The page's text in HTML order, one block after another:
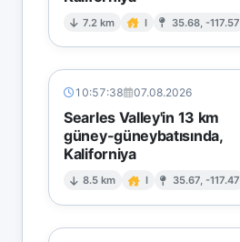
7.2 km I 35.68, -117.57
10:57:38 07.08.2026
Searles Valley'in 13 km
güney-güneybatısında,
Kaliforniya
8.5 km I 35.67, -117.47